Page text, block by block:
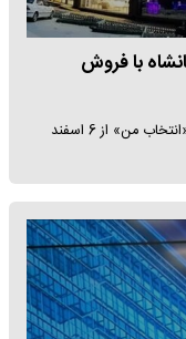
با فروش
اولین شعبه‌ی فروشگاه‌های زنجیره‌ای لوازم زندگی «انتخاب من» از 6 اسفند